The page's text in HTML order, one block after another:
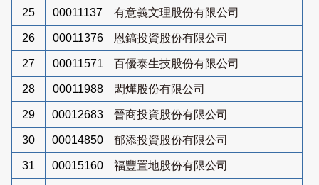
25 00011137 有意義文理股份有限公司
26 00011376 恩鎬投資股份有限公司
27 00011571 百優泰生技股份有限公司
28 00011988 閎燁股份有限公司
29 00012683 晉商投資股份有限公司
30 00014850 郁添投資股份有限公司
31 00015160 福豐置地股份有限公司